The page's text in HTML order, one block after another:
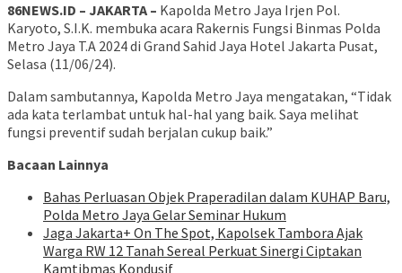
86NEWS.ID – JAKARTA – Kapolda Metro Jaya Irjen Pol.
Karyoto, S.I.K. membuka acara Rakernis Fungsi Binmas Polda
Metro Jaya T.A 2024 di Grand Sahid Jaya Hotel Jakarta Pusat,
Selasa (11/06/24).
Dalam sambutannya, Kapolda Metro Jaya mengatakan, “Tidak
ada kata terlambat untuk hal-hal yang baik. Saya melihat
fungsi preventif sudah berjalan cukup baik.”
Bacaan Lainnya
Bahas Perluasan Objek Praperadilan dalam KUHAP Baru,
Polda Metro Jaya Gelar Seminar Hukum
Jaga Jakarta+ On The Spot, Kapolsek Tambora Ajak
Warga RW 12 Tanah Sereal Perkuat Sinergi Ciptakan
Kamtibmas Kondusif